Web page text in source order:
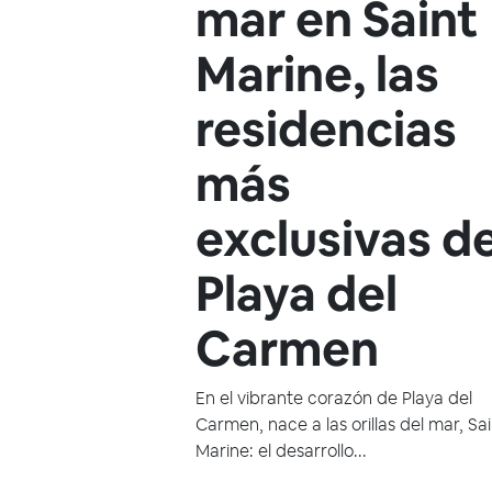
mar en Saint
Marine, las
residencias
más
exclusivas
Playa del
Carmen
En el vibrante corazón de Playa del
Carmen, nace a las orillas del mar,
Marine: el desarrollo...